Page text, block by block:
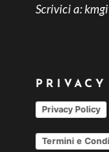
Scrivici a:
Privacy Policy
Termini e